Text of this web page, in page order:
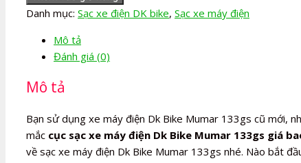
máy
Bike
133gs
lượng
Danh mục: Sạc xe điện DK bike, Sạc xe máy điện
Mô tả
Đánh giá (0)
Mô tả
Bạn sử dụng xe máy điện Dk Bike Mumar 133gs cũ mới,
mắc cục sạc xe máy điện Dk Bike Mumar 133gs giá
về sạc xe máy điện Dk Bike Mumar 133gs nhé. Nào bắt